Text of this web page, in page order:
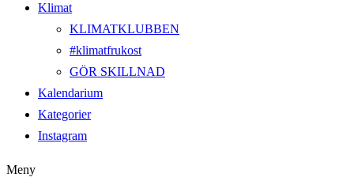
Klimat
KLIMATKLUBBEN
#klimatfrukost
GÖR SKILLNAD
Kalendarium
Kategorier
Instagram
Meny